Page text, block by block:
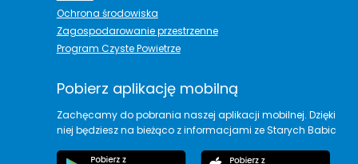
Ochrona środowiska
Zagospodarowanie przestrzenne
Program Czyste Powietrze
Pobierz aplikację mobilną
Zachęcamy do pobrania naszej aplikacji mobilnej. Dzięki
niej będziesz na bieżąco z informacjami ze Starych Babic